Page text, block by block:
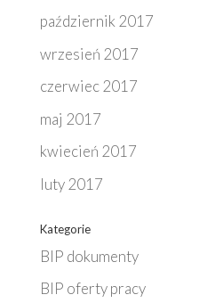
październik 2017
wrzesień 2017
czerwiec 2017
maj 2017
kwiecień 2017
luty 2017
Kategorie
BIP dokumenty
BIP oferty pracy